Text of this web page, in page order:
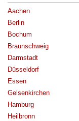
Aachen
Berlin
Bochum
Braunschweig
Darmstadt
Düsseldorf
Essen
Gelsenkirchen
Hamburg
Heilbronn